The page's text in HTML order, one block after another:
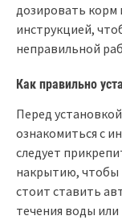
дозировать корм
инструкцией,
неправильной
Как правильно
Перед
ознакомиться с
следует
накрытию, чтобы
стоит ставить
течения воды